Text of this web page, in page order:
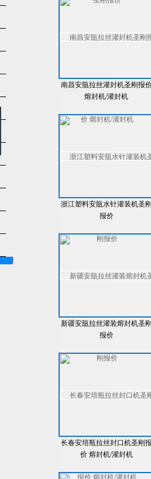
南昌安瓿拉丝灌封机圣刚报
熔封机/灌封机
浙江塑料安瓿水针灌装机圣
报价
新疆安瓿拉丝灌装熔封机圣
报价
长春安培瓶拉丝封口机圣刚
价 熔封机/灌封机